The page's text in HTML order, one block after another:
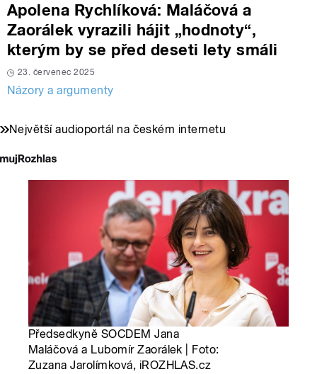
Apolena Rychlíková: Maláčová a
Zaorálek vyrazili hájit „hodnoty“,
kterým by se před deseti lety smáli
23. červenec 2025
Názory a argumenty
Největší audioportál na českém internetu
Předsedkyně SOCDEM Jana
Maláčová a Lubomír Zaorálek | Foto:
Zuzana Jarolímková, iROZHLAS.cz